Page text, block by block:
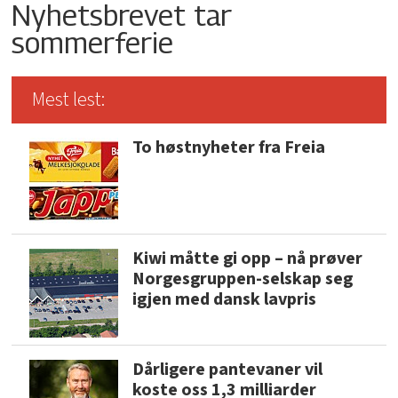
Nyhetsbrevet tar
sommerferie
Mest lest:
To høstnyheter fra Freia
Kiwi måtte gi opp – nå prøver
Norgesgruppen-selskap seg
igjen med dansk lavpris
Dårligere pantevaner vil
koste oss 1,3 milliarder